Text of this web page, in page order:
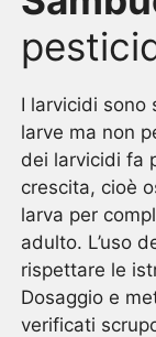
I larvicidi sono
larve ma non
dei larvicidi fa
crescita, cioè
larva per
adulto. L’uso
rispettare le
Dosaggio e
verificati